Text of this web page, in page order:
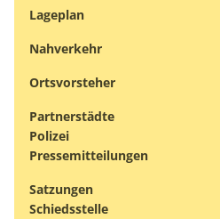
Lageplan
Nahverkehr
Ortsvorsteher
Partnerstädte
Polizei
Pressemitteilungen
Satzungen
Schiedsstelle